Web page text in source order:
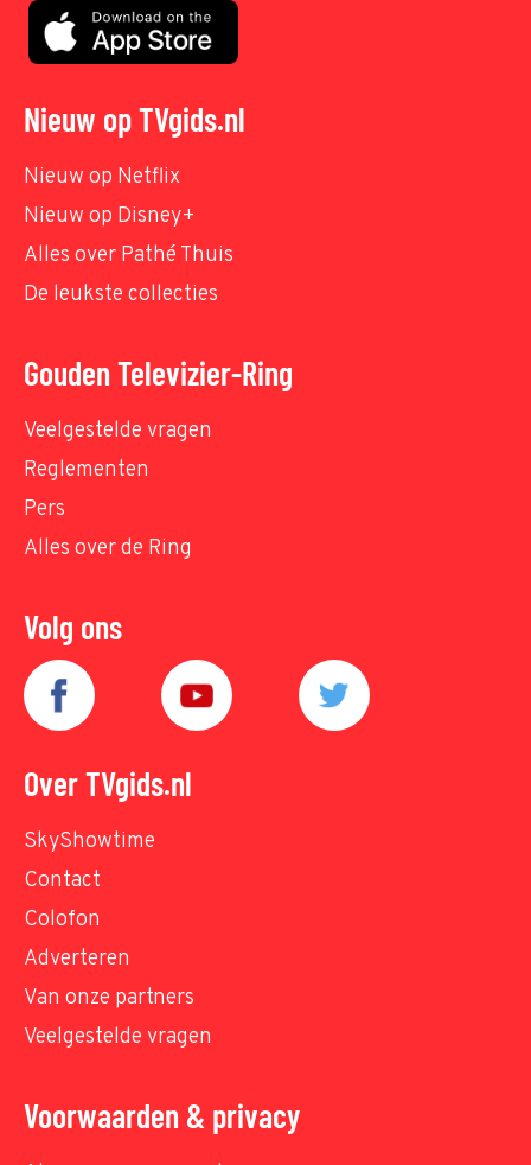
Nieuw op TVgids.nl
Nieuw op Netflix
Nieuw op Disney+
Alles over Pathé Thuis
De leukste collecties
Gouden Televizier-Ring
Veelgestelde vragen
Reglementen
Pers
Alles over de Ring
Volg ons
Over TVgids.nl
SkyShowtime
Contact
Colofon
Adverteren
Van onze partners
Veelgestelde vragen
Voorwaarden & privacy